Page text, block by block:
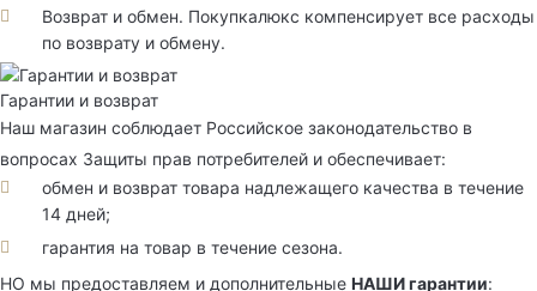
Возврат и обмен. Покупкалюкс компенсирует все расходы
по возврату и обмену.
Гарантии и возврат
Наш магазин соблюдает Российское законодательство в
вопросах Защиты прав потребителей и обеспечивает:
обмен и возврат товара надлежащего качества в течение
14 дней;
гарантия на товар в течение сезона.
НО мы предоставляем и дополнительные НАШИ гарантии: